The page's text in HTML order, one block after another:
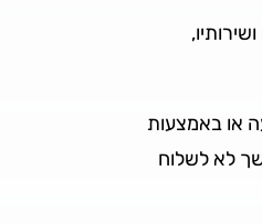
או באמצעות
לא לשלוח